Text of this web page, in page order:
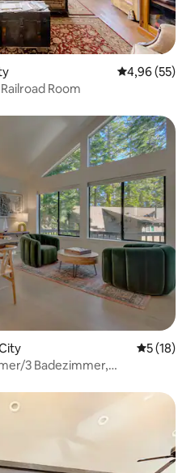
4,96 (55)
Room
5 (18)
3 Badezimmer,